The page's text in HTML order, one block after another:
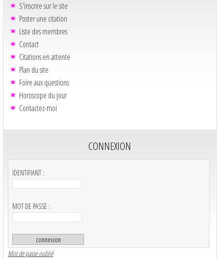
S'inscrire sur le site
Poster une citation
Liste des membres
Contact
Citations en attente
Plan du site
Foire aux questions
Horoscope du jour
Contactez-moi
CONNEXION
IDENTIFIANT :
MOT DE PASSE :
Mot de passe oublié